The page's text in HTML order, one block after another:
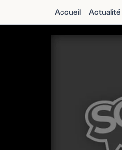
Accueil Actualité